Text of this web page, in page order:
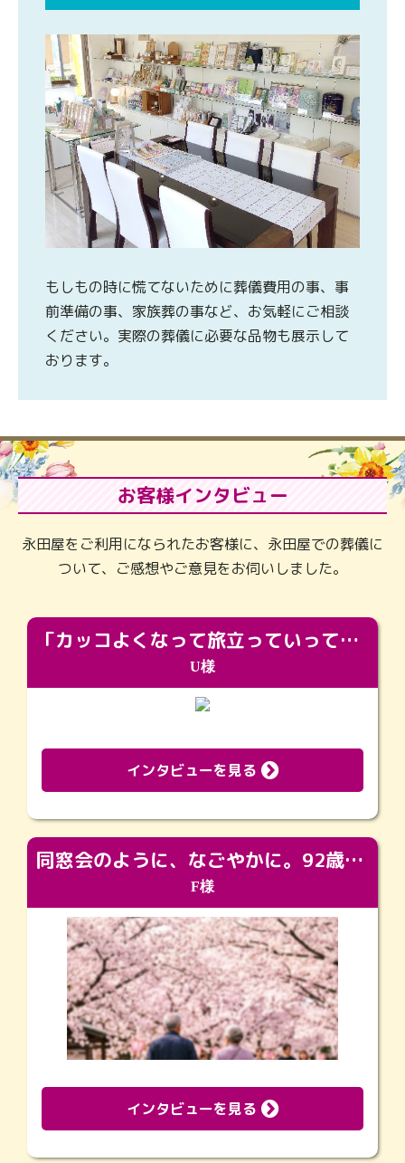
もしもの時に慌てないために葬儀費用の事、事
前準備の事、家族葬の事など、お気軽にご相談
ください。実際の葬儀に必要な品物も展示して
おります。
お客様インタビュー
永田屋をご利用になられたお客様に、永田屋での葬儀に
ついて、ご感想やご意見をお伺いしました。
「カッコよくなって旅立っていってくれました（笑）もっとカッコいいって言ってあげればよかったな」
U様
インタビューを見る
同窓会のように、なごやかに。92歳の旅立ちを彩った、再会と感謝の場
F様
インタビューを見る